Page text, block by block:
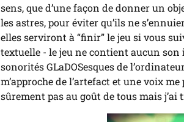
sens, que d’une façon de donner un
les astres, pour éviter qu’ils ne
elles serviront à “finir” le jeu si vous
textuelle - le jeu ne contient aucun
sonorités GLaDOSesques de
m’approche de l’artefact et une voix me
sûrement pas au goût de tous mais j’ai